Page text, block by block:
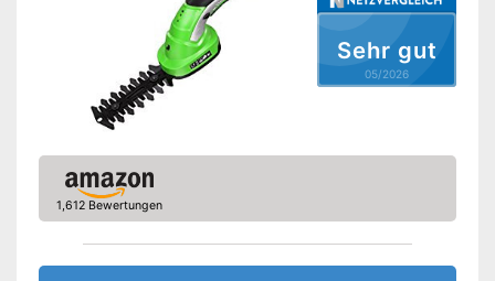
siehe Anbieter
Sehr gut
05/2026
1,612 Bewertungen